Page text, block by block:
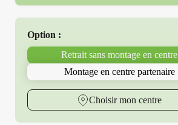
Pneus
Neufs
225/55R19
FROSUHP
Option :
Retrait sans montage en centre
Montage en centre partenaire
Choisir mon centre